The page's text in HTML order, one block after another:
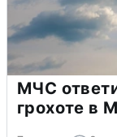
МЧС
грохоте в